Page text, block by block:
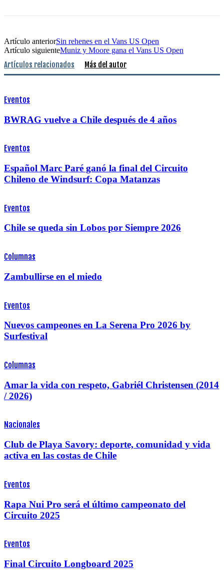
Artículo anteriorSin rehenes en el Vans US Open
Artículo siguienteMuniz y Moore gana el Vans US Open
Artículos relacionados Más del autor
Eventos
BWRAG vuelve a Chile después de 4 años
Eventos
Español Marc Paré ganó la final del Circuito
Chileno de Windsurf: Copa Matanzas
Eventos
Chile se queda sin Lobos por Siempre 2026
Columnas
Zambullirse en el miedo
Eventos
Nuevos campeones en La Serena Pro 2026 by
Surfestival
Columnas
Amar la vida con respeto, Gabriél Christensen (2014
/ 2026)
Nacionales
Club de Playa Savory: deporte, comunidad y vida
activa en las costas de Chile
Eventos
Rapa Nui Pro será el último campeonato del
Circuito 2025
Eventos
Final Circuito Longboard 2025